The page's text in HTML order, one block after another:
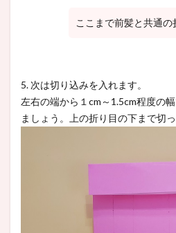
ここまで前髪と共通の
5. 次は切り込みを入れます。
左右の端から１cm～1.5cm程度の
ましょう。上の折り目の下まで切っ